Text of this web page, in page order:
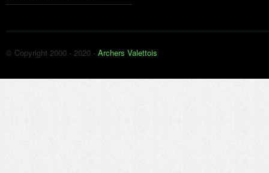
© Copyright 2000 - 2020 - Archers Valettois